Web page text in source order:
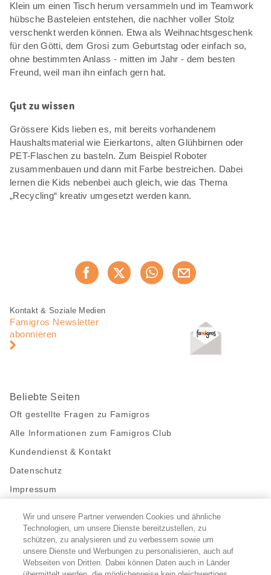
Klein um einen Tisch herum versammeln und im Teamwork
hübsche Basteleien entstehen, die nachher voller Stolz
verschenkt werden können. Etwa als Weihnachtsgeschenk
für den Götti, dem Grosi zum Geburtstag oder einfach so,
ohne bestimmten Anlass - mitten im Jahr - dem besten
Freund, weil man ihn einfach gern hat.
Gut zu wissen
Grössere Kids lieben es, mit bereits vorhandenem
Haushaltsmaterial wie Eierkartons, alten Glühbirnen oder
PET-Flaschen zu basteln. Zum Beispiel Roboter
zusammenbauen und dann mit Farbe bestreichen. Dabei
lernen die Kids nebenbei auch gleich, wie das Thema
„Recycling“ kreativ umgesetzt werden kann.
Jetzt weiterempfehlen
Fusszeile
Fusszeile
Navigation
Kontakt & Soziale Medien
Famigros Newsletter
abonnieren
Beliebte Seiten
Oft gestellte Fragen zu Famigros
Alle Informationen zum Famigros Club
Kundendienst & Kontakt
Datenschutz
Impressum
Bleibe mit uns in Kontakt
Facebook
https://twitter.com/migros
https://www.youtube.com/user/
PinterestInstagram
Wir und unsere Partner verwenden Cookies und ähnliche
Technologien, um unsere Dienste bereitzustellen, zu
schützen, zu analysieren und zu verbessern sowie um
unsere Dienste und Werbungen zu personalisieren, auch auf
Webseiten von Dritten. Dabei können Daten auch in Länder